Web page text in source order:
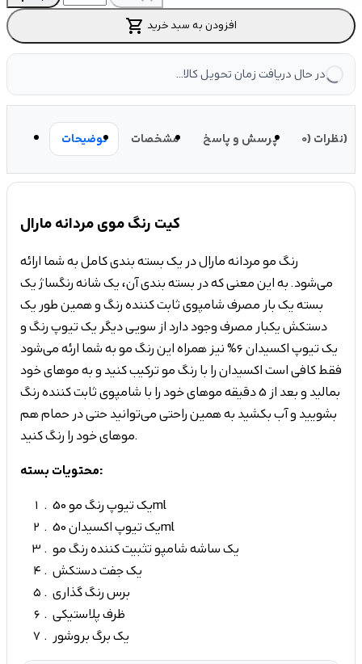
shopping_cart افزودن به سبد خرید
در حال دریافت زمان تحویل کالا...
توضیحات مشخصات پرسش و پاسخ نظرات (0)
کیت رنگ موی مردانه مارال
رنگ مو مردانه مارال در یک بسته بندی کامل به شما ارائه
می‌شود. به این معنی که در بسته بندی آن، یک شانه رنگساژ یک
بسته یک بار مصرف شامپوی ثابت کننده رنگ و همین طور یک
دستکش یکبار مصرف وجود دارد از سویی دیگر یک تیوپ رنگ و
یک تیوپ اکسیدان 6% نیز همراه این رنگ مو به شما ارئه می‌شود
فقط کافی است اکسیدان را با رنگ مو ترکیب کنید و به موهای خود
بمالید و بعد از 5 دقیقه موهای خود را با شامپوی ثابت کننده رنگ
بشویید و آب بکشید به همین راحتی می‌توانید حتی در حمام هم
موهای خود را رنگ کنید.
محتویات بسته:
یک تیوپ رنگ مو 50ml
یک تیوپ اکسیدان 50ml
یک ساشه شامپو تثبیت کننده رنگ مو
یک جفت دستکش
برس رنگ گذاری
ظرف پلاستیکی
یک برگ بروشور